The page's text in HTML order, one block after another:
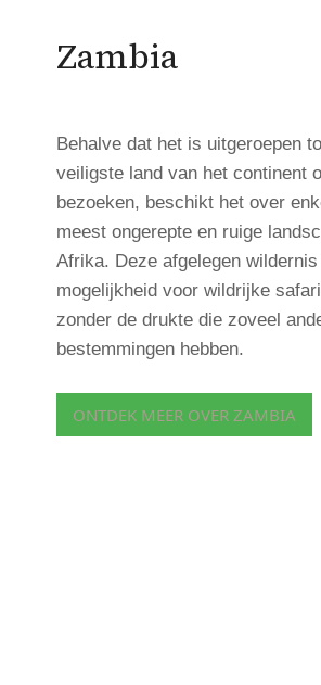
Zambia
Behalve dat het is uitgeroepen
veiligste land van het continent
bezoeken, beschikt het over
meest ongerepte en ruige
Afrika. Deze afgelegen
mogelijkheid voor wildrijke
zonder de drukte die zoveel
bestemmingen hebben.
ONTDEK MEER OVER ZAMBIA